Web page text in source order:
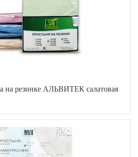
(на
на резинке АЛЬВИТЕК салатовая